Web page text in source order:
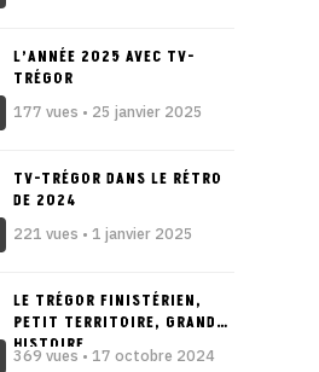
L’ANNÉE 2025 AVEC TV-
TRÉGOR
177 vues • 25 janvier 2025
TV-TRÉGOR DANS LE RÉTRO
DE 2024
221 vues • 1 janvier 2025
LE TRÉGOR FINISTÉRIEN,
PETIT TERRITOIRE, GRANDE
HISTOIRE
369 vues • 17 octobre 2024